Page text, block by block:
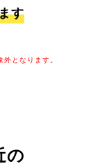
す
となります。
の